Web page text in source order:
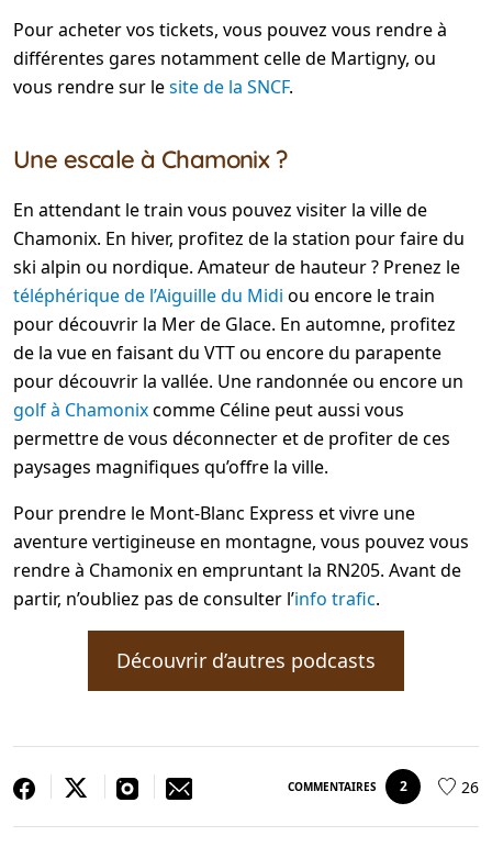
Pour acheter vos tickets, vous pouvez vous rendre à
différentes gares notamment celle de Martigny, ou
vous rendre sur lesite de la SNCF.
Une escale à Chamonix ?
En attendant le train vous pouvez visiter la ville de
Chamonix. En hiver, profitez de la station pour faire du
ski alpin ou nordique. Amateur de hauteur ? Prenez le
téléphérique de l’Aiguille du Midi ou encore le train
pour découvrir la Mer de Glace. En automne, profitez
de la vue en faisant du VTT ou encore du parapente
pour découvrir la vallée. Une randonnée ou encore un
golf à Chamonixcomme Céline peut aussi vous
permettre de vous déconnecter et de profiter de ces
paysages magnifiques qu’offre la ville.
Pour prendre le Mont-Blanc Express et vivre une
aventure vertigineuse en montagne, vous pouvez vous
rendre à Chamonix en empruntant la RN205. Avant de
partir, n’oubliez pas de consulter l’info trafic.
Découvrir d’autres podcasts
2
COMMENTAIRES 26